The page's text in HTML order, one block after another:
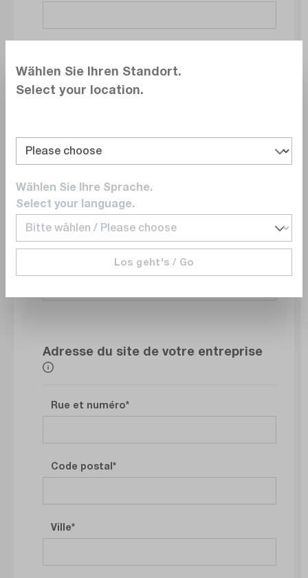
E-mail
Numéro de téléphone
Adresse du site de votre entreprise
Rue et numéro
Code postal
Ville
Wählen Sie Ihren Standort.
Select your location.
Wählen Sie Ihre Sprache.
Select your language.
Los geht's / Go